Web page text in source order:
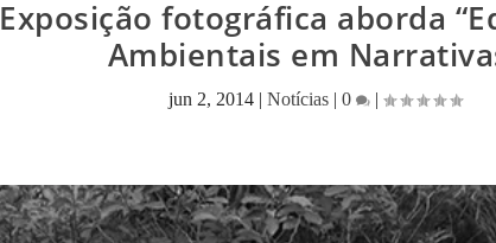
Exposição fotográfica aborda
Ambientais em
jun 2, 2014| Notícias| 0 |